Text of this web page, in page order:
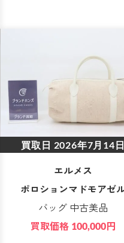
買取日 2026年7月14日
エルメス
ポロションマドモアゼ
バッグ 中古美品
買取価格 100,000円